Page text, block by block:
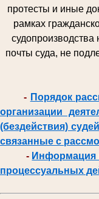
протесты и иные
рамках
почты суда, не
- Порядок
организации
(бездействия)
связанные с
- Информация
процессуальных